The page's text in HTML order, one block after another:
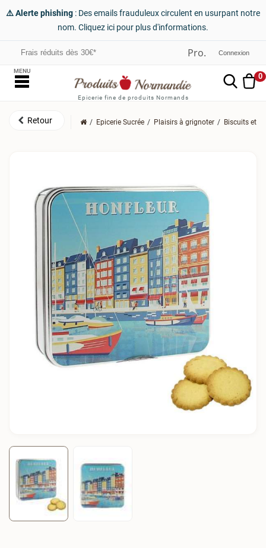
⚠️ Alerte phishing : Des emails frauduleux circulent en usurpant notre
nom. Cliquez ici pour plus d'informations.
Frais réduits dès 30€* Connexion
Epicerie fine de produits Normands
0
MENU
Epicerie Sucrée Plaisirs à grignoter Biscuits et